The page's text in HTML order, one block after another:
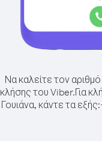
Να καλείτε τον
κλήσης του Viber.Για
Γουιάνα, κάντε τα εξής: